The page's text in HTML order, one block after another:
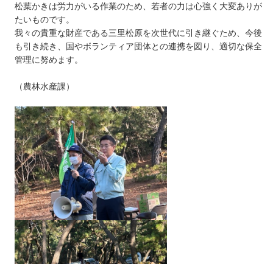
松葉かきは労力がいる作業のため、若者の力は心強く大変ありが
たいものです。
我々の貴重な財産である三里松原を次世代に引き継ぐため、今後
も引き続き、国やボランティア団体との連携を図り、適切な保全
管理に努めます。
（農林水産課）